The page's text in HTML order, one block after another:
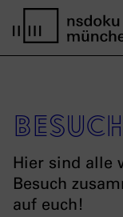
Hier sind alle
Besuch
auf euch!